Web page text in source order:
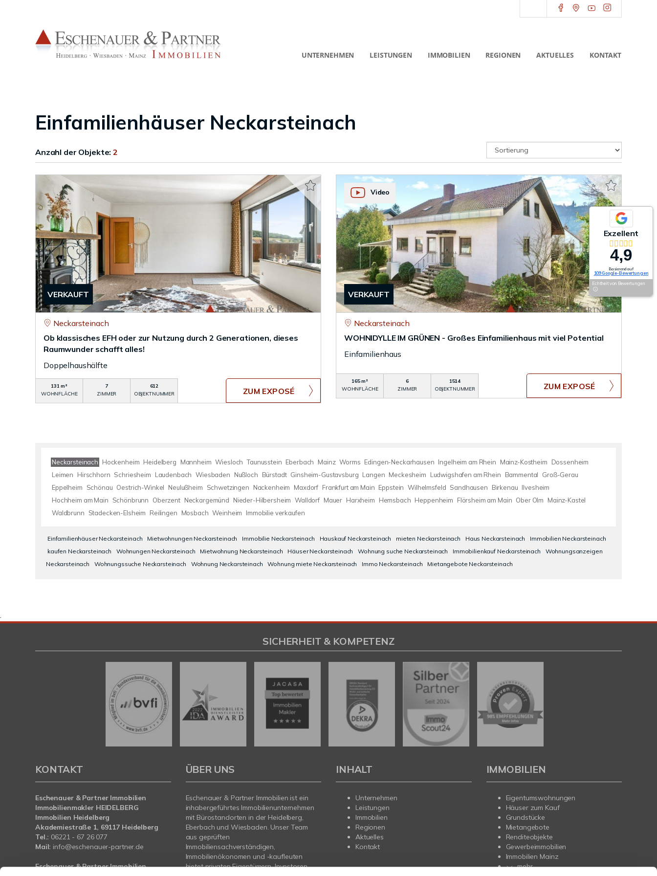
UNTERNEHMEN LEISTUNGEN IMMOBILIEN REGIONEN AKTUELLES KONTAKT
Einfamilienhäuser Neckarsteinach
Anzahl der Objekte:2
VERKAUFT
Neckarsteinach
Ob klassisches EFH oder zur Nutzung durch 2 Generationen, dieses
Raumwunder schafft alles!
Doppelhaushälfte
131 m²
WOHNFLÄCHE
7
ZIMMER
612
OBJEKTNUMMER
ZUM EXPOSÉ
VERKAUFT
Video
Neckarsteinach
WOHNIDYLLE IM GRÜNEN - Großes Einfamilienhaus mit viel Potential
Einfamilienhaus
165 m²
WOHNFLÄCHE
6
ZIMMER
1514
OBJEKTNUMMER
ZUM EXPOSÉ
Neckarsteinach Hockenheim Heidelberg Mannheim Wiesloch Taunusstein Eberbach Mainz Worms Edingen-Neckarhausen Ingelheim am Rhein Mainz-Kostheim
Dossenheim
Leimen
Hirschhorn Schriesheim Laudenbach Wiesbaden Nußloch Bürstadt Ginsheim-Gustavsburg Langen Meckesheim Ludwigshafen am Rhein Bammental
Groß-Gerau
Eppelheim
Schönau Oestrich-Winkel Neulußheim Schwetzingen Nackenheim Maxdorf Frankfurt am Main Eppstein Wilhelmsfeld Sandhausen Birkenau Ilvesheim
Hochheim am Main
Schönbrunn Oberzent Neckargemünd Nieder-Hilbersheim Walldorf Mauer Harxheim Hemsbach Heppenheim Flörsheim am Main Ober Olm
Mainz-Kastel
Waldbrunn
Stadecken-Elsheim Reilingen Mosbach Weinheim Immobilie verkaufen
Einfamilienhäuser Neckarsteinach Mietwohnungen Neckarsteinach Immobilie Neckarsteinach Hauskauf Neckarsteinach mieten Neckarsteinach Haus Neckarsteinach
Immobilien Neckarsteinach
kaufen Neckarsteinach
Wohnungen Neckarsteinach Mietwohnung Neckarsteinach Häuser Neckarsteinach Wohnung suche Neckarsteinach Immobilienkauf Neckarsteinach
Wohnungsanzeigen
Neckarsteinach
Wohnungssuche Neckarsteinach Wohnung Neckarsteinach Wohnung miete Neckarsteinach Immo Neckarsteinach Mietangebote Neckarsteinach
Exzellent
4,9
Basierend auf
109 Google-Bewertungen
Echtheit von Bewertungen
.
SICHERHEIT & KOMPETENZ
KONTAKT
Eschenauer & Partner Immobilien
Immobilienmakler HEIDELBERG
Immobilien Heidelberg
Akademiestraße 1, 69117 Heidelberg
Tel.: 06221 - 67 26 077
Mail: info@eschenauer-partner.de
Eschenauer & Partner Immobilien
ÜBER UNS
Eschenauer & Partner Immobilien ist ein
inhabergeführtes Immobilienunternehmen
mit Bürostandorten in der Heidelberg,
Eberbach und Wiesbaden. Unser Team
aus geprüften
Immobiliensachverständigen,
Immobilienökonomen und -kaufleuten
bietet privaten Eigentümern, Investoren
INHALT
Unternehmen
Leistungen
Immobilien
Regionen
Aktuelles
Kontakt
IMMOBILIEN
Eigentumswohnungen
Häuser zum Kauf
Grundstücke
Mietangebote
Renditeobjekte
Gewerbeimmobilien
Immobilien Mainz
mehr